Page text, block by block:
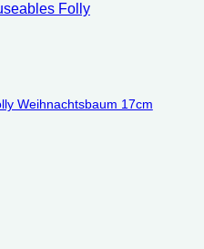
Weihnachtsbaum 17cm